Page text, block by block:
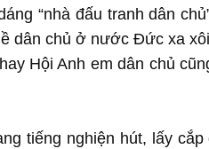
“nhà đấu tranh dân
dân chủ ở nước Đức xa
Hội Anh em dân chủ
tiếng nghiện hút, lấy cắp